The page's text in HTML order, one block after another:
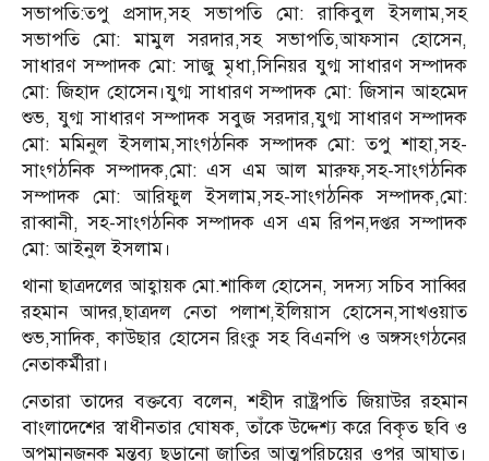
সভাপতি:তপু প্রসাদ,সহ সভাপতি মো: রাকিবুল ইসলাম,সহ
সভাপতি মো: মামুল সরদার,সহ সভাপতি,আফসান হোসেন,
সাধারণ সম্পাদক মো: সাজু মৃধা,সিনিয়র যুগ্ম সাধারণ সম্পাদক
মো: জিহাদ হোসেন।যুগ্ম সাধারণ সম্পাদক মো: জিসান আহমেদ
শুভ, যুগ্ম সাধারণ সম্পাদক সবুজ সরদার,যুগ্ম সাধারণ সম্পাদক
মো: মমিনুল ইসলাম,সাংগঠনিক সম্পাদক মো: তপু শাহা,সহ-
সাংগঠনিক সম্পাদক,মো: এস এম আল মারুফ,সহ-সাংগঠনিক
সম্পাদক মো: আরিফুল ইসলাম,সহ-সাংগঠনিক সম্পাদক,মো:
রাব্বানী, সহ-সাংগঠনিক সম্পাদক এস এম রিপন,দপ্তর সম্পাদক
মো: আইনুল ইসলাম।
থানা ছাত্রদলের আহ্বায়ক মো.শাকিল হোসেন, সদস্য সচিব সাব্বির
রহমান আদর,ছাত্রদল নেতা পলাশ,ইলিয়াস হোসেন,সাখওয়াত
শুভ,সাদিক, কাউছার হোসেন রিংকু সহ বিএনপি ও অঙ্গসংগঠনের
নেতাকর্মীরা।
নেতারা তাদের বক্তব্যে বলেন, শহীদ রাষ্ট্রপতি জিয়াউর রহমান
বাংলাদেশের স্বাধীনতার ঘোষক, তাঁকে উদ্দেশ্য করে বিকৃত ছবি ও
অপমানজনক মন্তব্য ছড়ানো জাতির আত্মপরিচয়ের ওপর আঘাত।